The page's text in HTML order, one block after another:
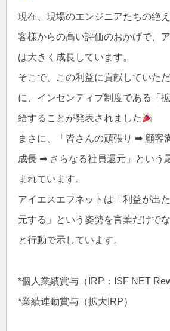
現在、現場のエンジニアたちの絶
客様からの高い評価のおかげで、
は大きく成長しています。
そこで、この利益に貢献していた
に、インセンティブ制度である「
給することが発表されました
まさに、「皆さんの頑張り ➡ 顧客
成長 ➡ さらなる社員還元」という
まれています。
アイエスエフネットは「利益が出
元する」という姿勢を言葉だけで
と行動で示しています。
*個人業績賞与（IRP：ISF NET
*業績連動賞与（拡大IRP）